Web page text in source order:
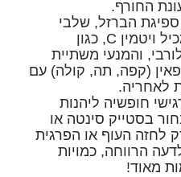
החורף.
הברזל, שלבי
בארוחה ירק טרי המכיל ויטמין C, כגון
והמנעי משתיית
(קפה, תה, קולה) עם
חופשיה ליהנות
בסטייק סינטה או
לחזה העוף או הפרגית
הרווחה, כמויות
מאוד!